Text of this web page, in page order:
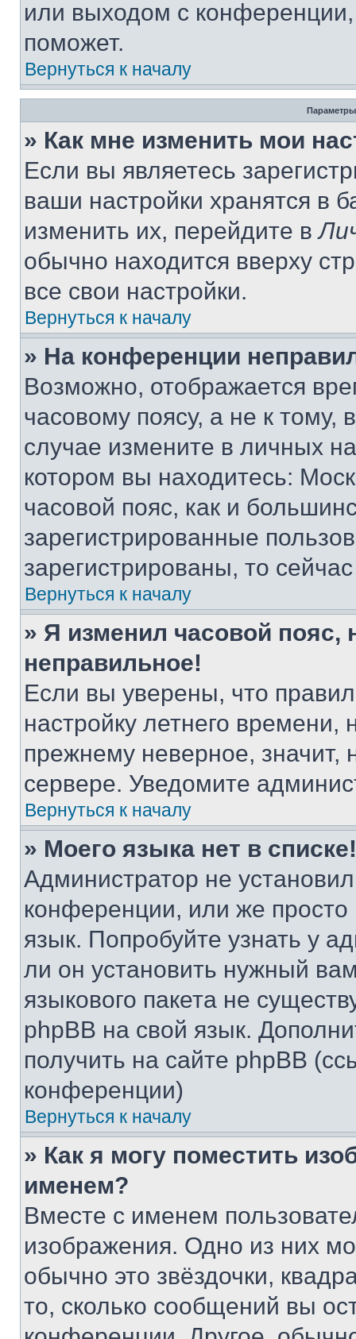
или выходом с
поможет.
Вернуться к началу
Параметры
» Как мне изменить мои
Если вы являетесь
ваши настройки хранятся в
изменить их, перейдите в
обычно находится вверху
все свои настройки.
Вернуться к началу
» На конференции
Возможно, отображается
часовому поясу, а не к тому,
случае измените в личных
котором вы находитесь:
часовой пояс, как и
зарегистрированные
зарегистрированы, то
Вернуться к началу
» Я изменил часовой пояс,
неправильное!
Если вы уверены, что
настройку летнего
прежнему неверное, значит,
сервере. Уведомите
Вернуться к началу
» Моего языка нет в списке!
Администратор не
конференции, или же
язык. Попробуйте узнать у
ли он установить нужный
языкового пакета не
phpBB на свой язык.
получить на сайте phpBB
конференции)
Вернуться к началу
» Как я могу поместить
именем?
Вместе с именем
изображения. Одно из них
обычно это звёздочки,
то, сколько сообщений вы